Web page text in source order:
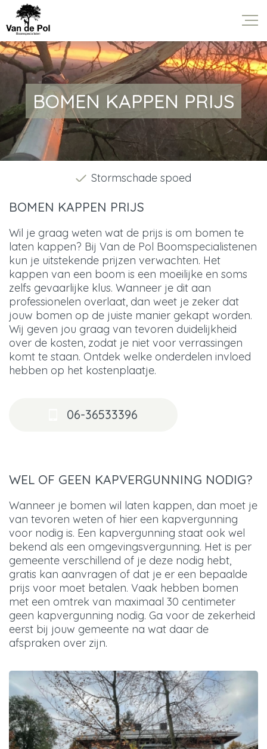
BOMEN KAPPEN PRIJS
Stormschade spoed
BOMEN KAPPEN PRIJS
Wil je graag weten wat de prijs is om bomen te
laten kappen? Bij Van de Pol Boomspecialistenen
kun je uitstekende prijzen verwachten. Het
kappen van een boom is een moeilijke en soms
zelfs gevaarlijke klus. Wanneer je dit aan
professionelen overlaat, dan weet je zeker dat
jouw bomen op de juiste manier gekapt worden.
Wij geven jou graag van tevoren duidelijkheid
over de kosten, zodat je niet voor verrassingen
komt te staan. Ontdek welke onderdelen invloed
hebben op het kostenplaatje.
06-36533396
WEL OF GEEN KAPVERGUNNING NODIG?
Wanneer je bomen wil laten kappen, dan moet je
van tevoren weten of hier een kapvergunning
voor nodig is. Een kapvergunning staat ook wel
bekend als een omgevingsvergunning. Het is per
gemeente verschillend of je deze nodig hebt,
gratis kan aanvragen of dat je er een bepaalde
prijs voor moet betalen. Vaak hebben bomen
met een omtrek van maximaal 30 centimeter
geen kapvergunning nodig. Ga voor de zekerheid
eerst bij jouw gemeente na wat daar de
afspraken over zijn.